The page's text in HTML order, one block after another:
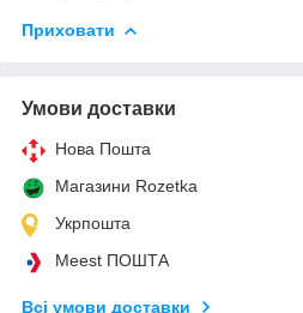
Приховати
Умови доставки
Нова Пошта
Магазини Rozetka
Укрпошта
Meest ПОШТА
Всі умови доставки